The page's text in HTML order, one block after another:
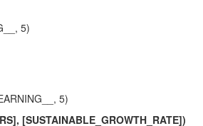
5)
5)
[SUSTAINABLE_GROWTH_RATE])